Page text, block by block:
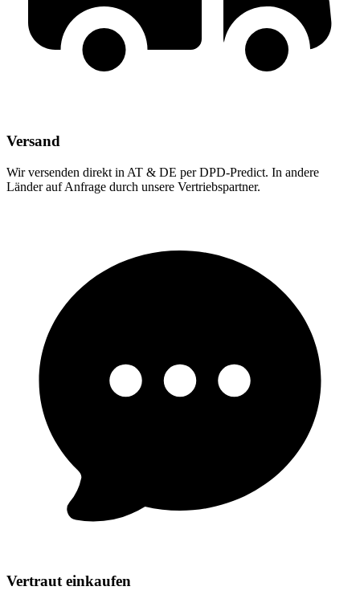
Versand
Wir versenden direkt in AT & DE per DPD-Predict. In andere
Länder auf Anfrage durch unsere Vertriebspartner.
Vertraut einkaufen